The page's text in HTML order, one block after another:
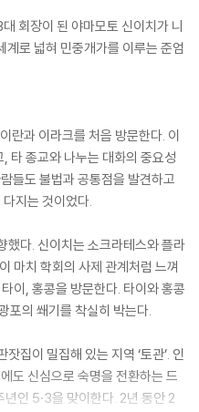
회장이 된 야마모토 신이치가 니
계로 넓혀 민중개가를 이루는 준엄
란과 이라크를 처음 방문한다. 이
타 종교와 나누는 대화의 중요성
들도 불법과 공통점을 발견하고
지는 것이었다.
했다. 신이치는 소크라테스와 플라
마치 학회의 사제 관계처럼 느껴
이, 홍콩을 방문한다. 타이와 홍콩
포의 쐐기를 착실히 박는다.
집이 밀집해 있는 지역 ‘토관’. 인
도 신심으로 숙명을 전환하는 드
인 5·3을 맞이한다. 2년 동안 2